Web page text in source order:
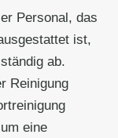
Personal, das
ist,
ab.
Reinigung
eine